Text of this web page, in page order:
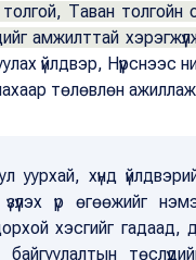
Таван толгойн
амжилттай
үйлдвэр, Нүүрснээс
төлөвлөн
уурхай, хүнд
үр өгөөжийг
хэсгийг
байгуулалтын